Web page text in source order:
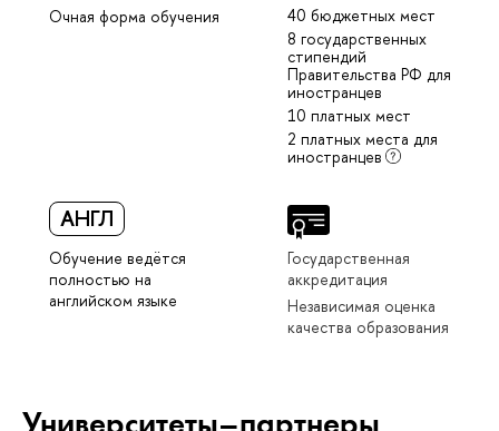
Очная форма обучения
40 бюджетных мест
8 государственных
стипендий
Правительства РФ для
иностранцев
10 платных мест
2 платных места для
иностранцев
АНГЛ
Обучение ведётся
полностью на
английском языке
Государственная
аккредитация
Независимая оценка
качества образования